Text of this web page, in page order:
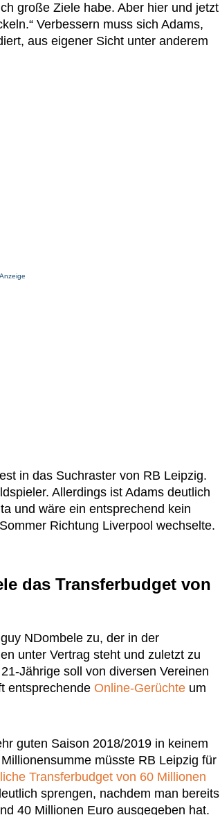
große Ziele habe. Aber hier und jetzt
Verbessern muss sich Adams,
aus eigener Sicht unter anderem
Anzeige
in das Suchraster von RB Leipzig.
Allerdings ist Adams deutlich
und wäre ein entsprechend kein
Richtung Liverpool wechselte.
das Transferbudget von
NDombele zu, der in der
unter Vertrag steht und zuletzt zu
Jährige soll von diversen Vereinen
entsprechende Online-Gerüchte um
guten Saison 2018/2019 in keinem
müsste RB Leipzig für
Transferbudget von 60 Millionen
sprengen, nachdem man bereits
40 Millionen Euro ausgegeben hat.